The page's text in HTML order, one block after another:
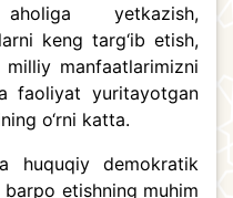
yetkazish,
keng targ‘ib etish,
manfaatlarimizni
faoliyat yuritayotgan
o‘rni katta.
huquqiy demokratik
etishning muhim